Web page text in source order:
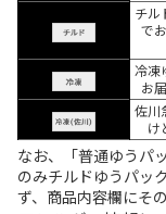
チル
で
冷凍
お
佐川
け
なお、「普通ゆうパ
のみチルドゆうパッ
ず、商品内容欄にそ